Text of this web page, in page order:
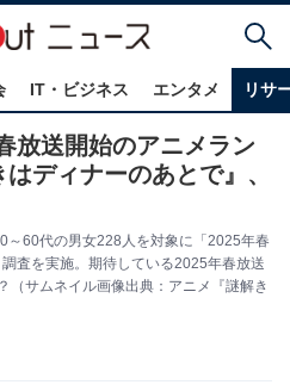
IT・ビジネス エンタメ リサ
放送開始のアニメラン
ディナーのあとで』、
～60代の男女228人を対象に「2025年春
査を実施。期待している2025年春放送
（サムネイル画像出典：アニメ『謎解き